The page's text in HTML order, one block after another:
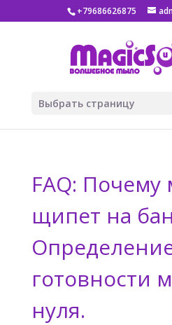
+79686626875
Выбрать страницу
FAQ:
щипет на
готовности
нуля.